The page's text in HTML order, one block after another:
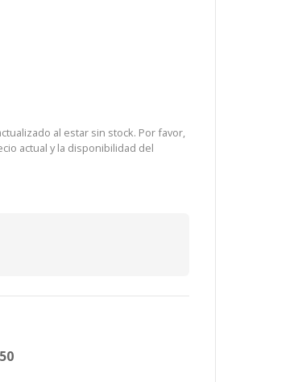
al estar sin stock. Por favor,
actual y la disponibilidad del